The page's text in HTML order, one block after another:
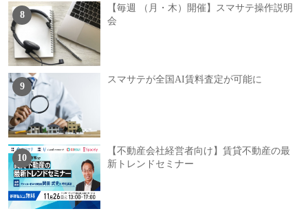
【毎週 （月・木）開催】スマサテ操作説明
会
スマサテが全国AI賃料査定が可能に
【不動産会社経営者向け】賃貸不動産の最
新トレンドセミナー